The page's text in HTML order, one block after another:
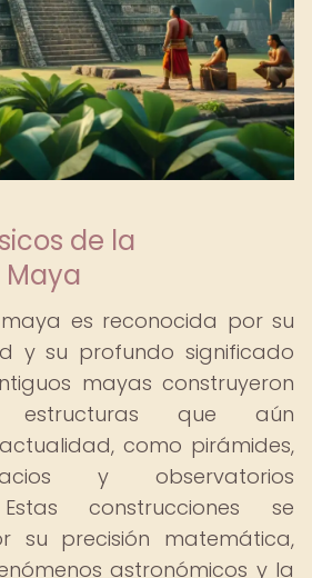
de la
es reconocida por su
y su profundo significado
mayas construyeron
estructuras que aún
como pirámides,
y observatorios
construcciones se
su precisión matemática,
astronómicos y la